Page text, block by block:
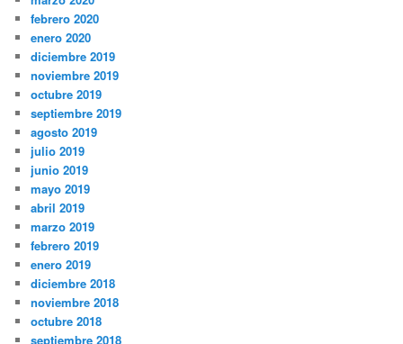
febrero 2020
enero 2020
diciembre 2019
noviembre 2019
octubre 2019
septiembre 2019
agosto 2019
julio 2019
junio 2019
mayo 2019
abril 2019
marzo 2019
febrero 2019
enero 2019
diciembre 2018
noviembre 2018
octubre 2018
septiembre 2018